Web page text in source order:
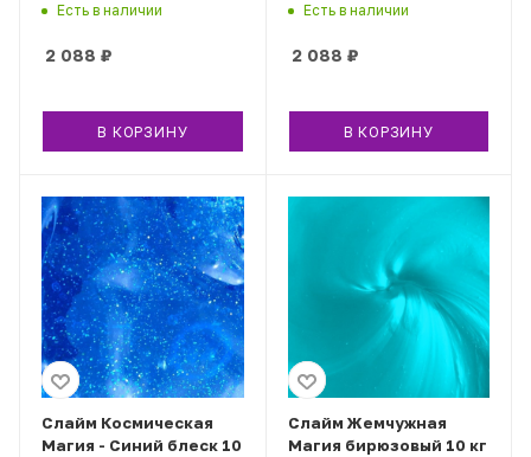
Есть в наличии
2 088 ₽
В КОРЗИНУ
Есть в наличии
2 088 ₽
В КОРЗИНУ
Слайм Космическая
Магия - Синий блеск 10
Слайм Жемчужная
Магия бирюзовый 10 кг